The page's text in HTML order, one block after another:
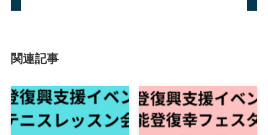
関連記事